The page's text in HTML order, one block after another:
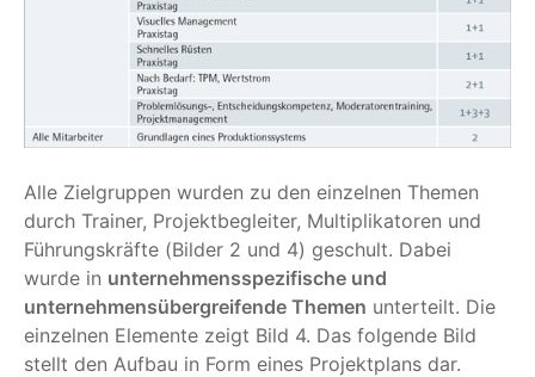
Alle Zielgruppen wurden zu den einzelnen Themen
durch Trainer, Projektbegleiter, Multiplikatoren und
Führungskräfte (Bilder 2 und 4) geschult. Dabei
wurde in unternehmensspezifische und
unternehmensübergreifende Themen unterteilt. Die
einzelnen Elemente zeigt Bild 4. Das folgende Bild
stellt den Aufbau in Form eines Projektplans dar.